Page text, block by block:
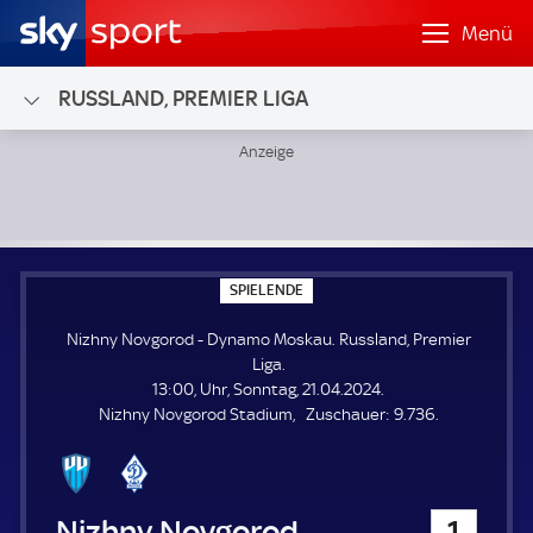
Menü
RUSSLAND, PREMIER LIGA
SPIELENDE
P
E
N
D
E
Nizhny Novgorod - Dynamo Moskau. Russland, Premier
Liga.
13:00, Uhr, Sonntag, 21.04.2024.
Nizhny Novgorod Stadium
Zuschauer: Z
9.736.